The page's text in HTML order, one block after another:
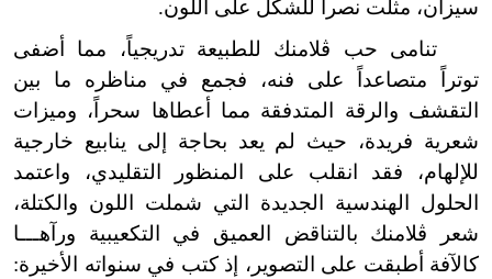
سيزان، مثلت نصراً للشكل على اللون.
تنامى حب ڤلامنك للطبيعة تدريجياً، مما أضفى
توتراً متصاعداً على فنه، فجمع في مناظره ما بين
التقشف والرقة المتدفقة مما أعطاها سحراً، وميزات
شعرية فريدة، حيث لم يعد بحاجة إلى ينابيع خارجية
للإلهام، فقد انقلب على المنظور التقليدي، واعتمد
الحلول الهندسية الجديدة التي شملت اللون والكتلة،
شعر ڤلامنك بالتناقض العميق في التكعيبية ورآهـــا
كالآفة أطبقت على التصوير، إذ كتب في سنواته الأخيرة: